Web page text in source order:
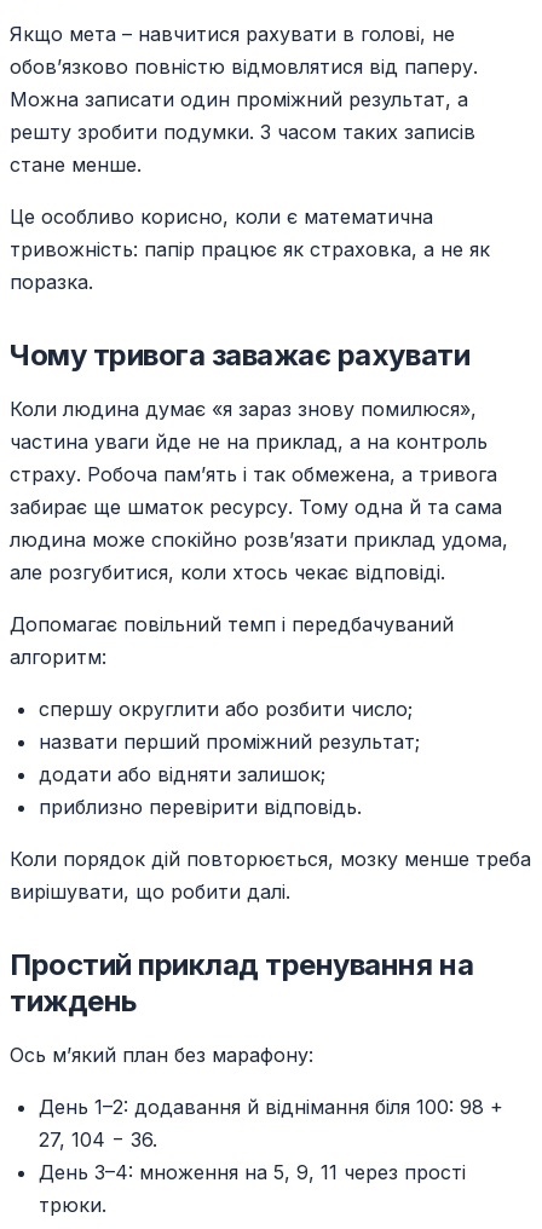
Якщо мета – навчитися рахувати в голові, не
обов’язково повністю відмовлятися від паперу.
Можна записати один проміжний результат, а
решту зробити подумки. З часом таких записів
стане менше.
Це особливо корисно, коли є математична
тривожність: папір працює як страховка, а не як
поразка.
Чому тривога заважає рахувати
Коли людина думає «я зараз знову помилюся»,
частина уваги йде не на приклад, а на контроль
страху. Робоча пам’ять і так обмежена, а тривога
забирає ще шматок ресурсу. Тому одна й та сама
людина може спокійно розв’язати приклад удома,
але розгубитися, коли хтось чекає відповіді.
Допомагає повільний темп і передбачуваний
алгоритм:
спершу округлити або розбити число;
назвати перший проміжний результат;
додати або відняти залишок;
приблизно перевірити відповідь.
Коли порядок дій повторюється, мозку менше треба
вирішувати, що робити далі.
Простий приклад тренування на
тиждень
Ось м’який план без марафону:
День 1–2: додавання й віднімання біля 100: 98 +
27, 104 − 36.
День 3–4: множення на 5, 9, 11 через прості
трюки.